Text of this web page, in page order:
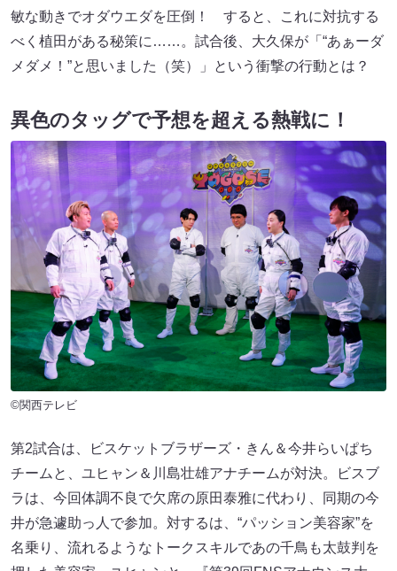
敏な動きでオダウエダを圧倒！ すると、これに対抗する
べく植田がある秘策に……。試合後、大久保が「“あぁーダ
メダメ！”と思いました（笑）」という衝撃の行動とは？
異色のタッグで予想を超える熱戦に！
©関西テレビ
第2試合は、ビスケットブラザーズ・きん＆今井らいぱち
チームと、ユヒャン＆川島壮雄アナチームが対決。ビスブ
ラは、今回体調不良で欠席の原田泰雅に代わり、同期の今
井が急遽助っ人で参加。対するは、“パッション美容家”を
名乗り、流れるようなトークスキルであの千鳥も太鼓判を